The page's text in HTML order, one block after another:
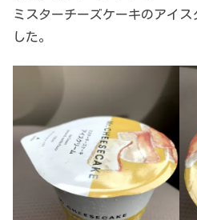
ミスターチーズケーキのアイ
した。